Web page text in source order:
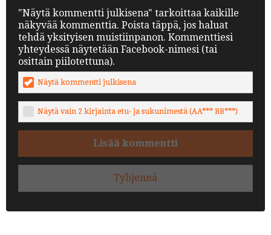
"Näytä kommentti julkisena" tarkoittaa kaikille
näkyvää kommenttia. Poista täppä, jos haluat
tehdä yksityisen muistiinpanon. Kommenttiesi
yhteydessä näytetään Facebook-nimesi (tai
osittain piilotettuna).
Näytä kommentti julkisena
Näytä vain 2 kirjainta etu- ja sukunimestä (AA*** BB***)
Lisää kommentti
Tyhjennä